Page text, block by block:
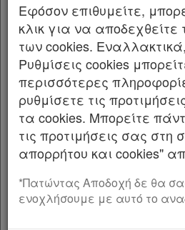
της ποιότητας, της
σύνδεσης των Α.Ε.Ι. με την
διατάξεις» (Α’ 141) και
άρθρου 260 αυτού,
β) του άρθρου 90 του
την Κυβέρνηση και τα
(π.δ. 63/2005 Α’ 98), το
ισχύ με την περ. 22 του
4622/2019 (Α’ 133).
2. Την 2188/18.03.2025
Εφόσον επιθυμείτε,
κλικ για να
των cookies.
Ρυθμίσεις cookies
περισσότερες
ρυθμίσετε τις
τα cookies. Μπορείτε
τις προτιμήσεις σας στη
απορρήτου και cookies"
*Πατώντας Αποδοχή δε θα
ενοχλήσουμε με αυτό το